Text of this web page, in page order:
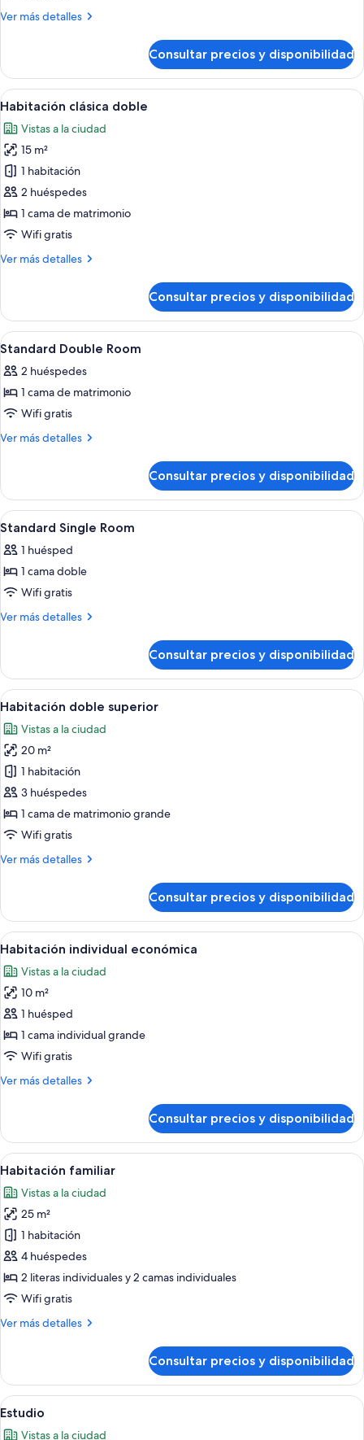
Ver más detalles
Más
individual
clásica
Consultar precios y disponibilidad
Abrir
todas
las
fotos
de
Habitación
clásica
doble
Una cama bien hecha con edredón
7
Habitación clásica doble
Vistas a la ciudad
15 m²
1 habitación
2 huéspedes
1 cama de matrimonio
Wifi gratis
Ver más detalles
Más
clásica
doble
Consultar precios y disponibilidad
Abrir
todas
las
fotos
de
Standard
Caja fuerte, escritorio, cortinas
3
Standard Double Room
2 huéspedes
1 cama de matrimonio
Wifi gratis
Ver más detalles
Más
Double
Room
Consultar precios y disponibilidad
Abrir
todas
las
fotos
de
Standard
Caja fuerte, escritorio, cortinas
10
Standard Single Room
1 huésped
1 cama doble
Wifi gratis
Ver más detalles
Más
Single
Room
Consultar precios y disponibilidad
Abrir
todas
las
fotos
de
Habitación
doble
superior
Habitación de hotel con una cama
9
Habitación doble superior
Vistas a la ciudad
20 m²
1 habitación
3 huéspedes
1 cama de matrimonio grande
Wifi gratis
Ver más detalles
Más
doble
superior
Consultar precios y disponibilidad
Abrir
todas
las
fotos
de
Habitación
individual
Habitación individual económica |
5
Habitación individual económica
Vistas a la ciudad
10 m²
1 huésped
1 cama individual grande
Wifi gratis
Ver más detalles
Más
individual
económica
Consultar precios y disponibilidad
Abrir
todas
las
fotos
de
Habitación
familiar
Habitación de hotel con dos camas,
5
Habitación familiar
Vistas a la ciudad
25 m²
1 habitación
4 huéspedes
2 literas individuales y 2 camas individuales
Wifi gratis
Ver más detalles
Más
familiar
Consultar precios y disponibilidad
Abrir
todas
Habitación de hotel con cama,
6
Estudio
Vistas a la ciudad